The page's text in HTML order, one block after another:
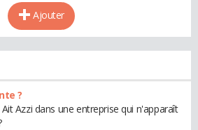
Ajouter
?
Azzi dans une entreprise qui n'apparaît